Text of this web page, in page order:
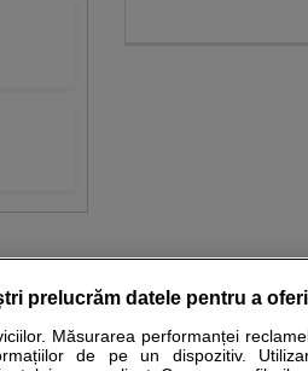
Stiri medicale
prelucrăm datele pentru a
Măsurarea performanței
de pe un dispozitiv.